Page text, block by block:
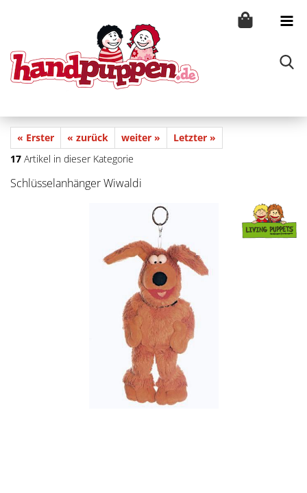
« Erster « zurück weiter »
Letzter »
17 Artikel in dieser Kategorie
Schlüsselanhänger Wiwaldi